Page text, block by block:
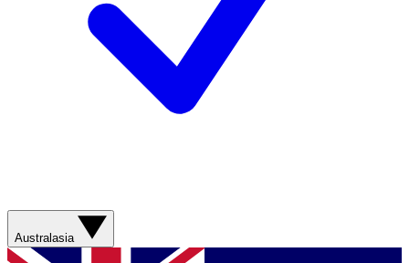
Australasia